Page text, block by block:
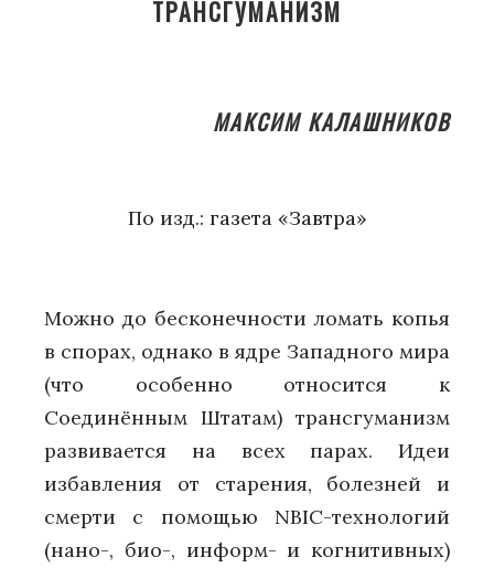
ТРАНСГУМАНИЗМ
МАКСИМ КАЛАШНИКОВ
По изд.: газета «Завтра»
Можно до бесконечности ломать копья
в спорах, однако в ядре Западного мира
(что особенно относится к
Соединённым Штатам) трансгуманизм
развивается на всех парах. Идеи
избавления от старения, болезней и
смерти с помощью NBIC-технологий
(нано-, био-, информ- и когнитивных)